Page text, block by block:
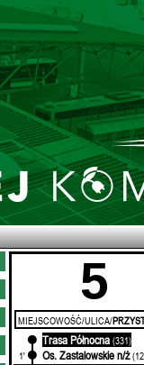
5
MIEJSCOWOŚĆ/ULICA/
Trasa Północna (331)
1'
Os. Zastalowskie n/ż